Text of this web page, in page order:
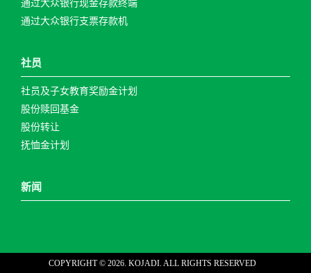
通过大众银行现金存款终端
通过大众银行支票存款机
社员
社员及子女教育奖励金计划
股份赎回基金
股份转让
抚恤金计划
新闻
COPYRIGHT © 2026. KOJADI. ALL RIGHTS RESERVED